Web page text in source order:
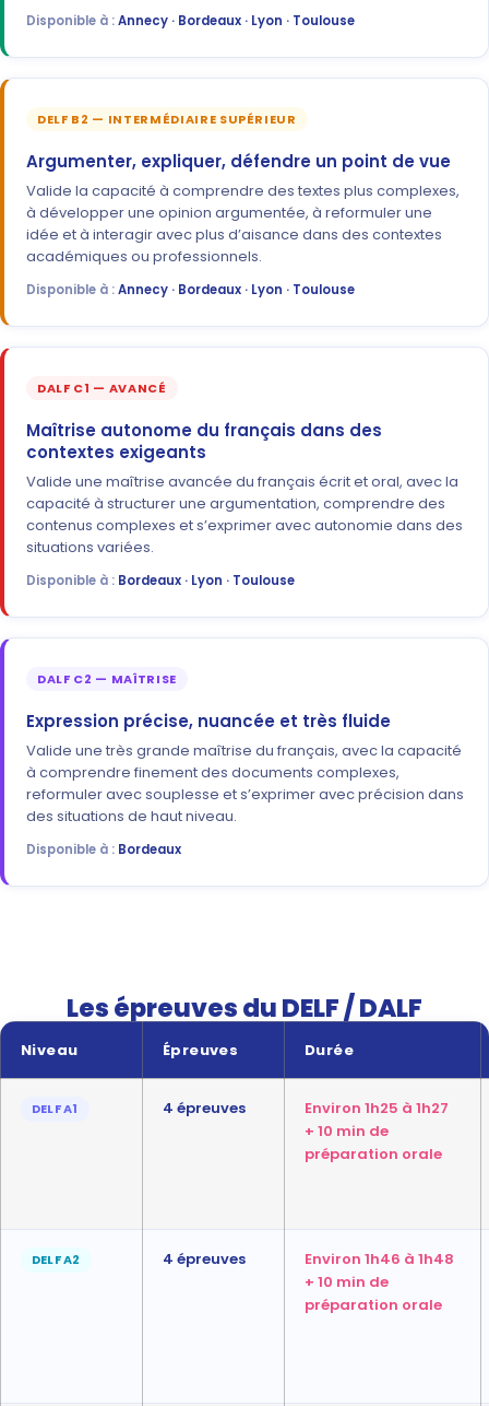
Disponible à :Annecy · Bordeaux · Lyon · Toulouse
DELF B2 — INTERMÉDIAIRE SUPÉRIEUR
Argumenter, expliquer, défendre un point de vue
Valide la capacité à comprendre des textes plus complexes,
à développer une opinion argumentée, à reformuler une
idée et à interagir avec plus d’aisance dans des contextes
académiques ou professionnels.
Disponible à :Annecy · Bordeaux · Lyon · Toulouse
DALF C1 — AVANCÉ
Maîtrise autonome du français dans des
contextes exigeants
Valide une maîtrise avancée du français écrit et oral, avec la
capacité à structurer une argumentation, comprendre des
contenus complexes et s’exprimer avec autonomie dans des
situations variées.
Disponible à : Bordeaux · Lyon · Toulouse
DALF C2 — MAÎTRISE
Expression précise, nuancée et très fluide
Valide une très grande maîtrise du français, avec la capacité
à comprendre finement des documents complexes,
reformuler avec souplesse et s’exprimer avec précision dans
des situations de haut niveau.
Disponible à : Bordeaux
Les épreuves du DELF / DALF
Niveau Épreuves Durée
DELF A1 4 épreuves
Environ 1h25 à 1h27
+ 10 min de
préparation orale
DELF A2 4 épreuves
Environ 1h46 à 1h48
+ 10 min de
préparation orale